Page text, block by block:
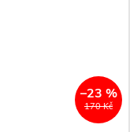
170 Kč
–23 %